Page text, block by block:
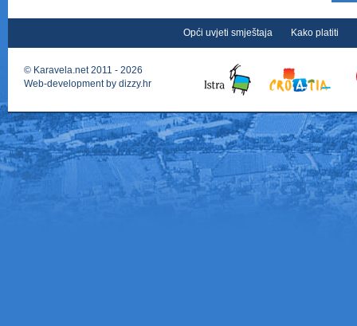
Opći uvjeti smještaja Kako platiti
© Karavela.net2011 - 2026
Web-development by dizzy.hr